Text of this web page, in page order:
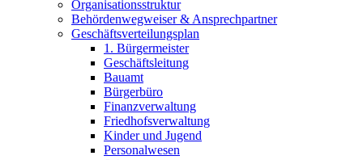
Organisationsstruktur
Behördenwegweiser & Ansprechpartner
Geschäftsverteilungsplan
1. Bürgermeister
Geschäftsleitung
Bauamt
Bürgerbüro
Finanzverwaltung
Friedhofsverwaltung
Kinder und Jugend
Personalwesen